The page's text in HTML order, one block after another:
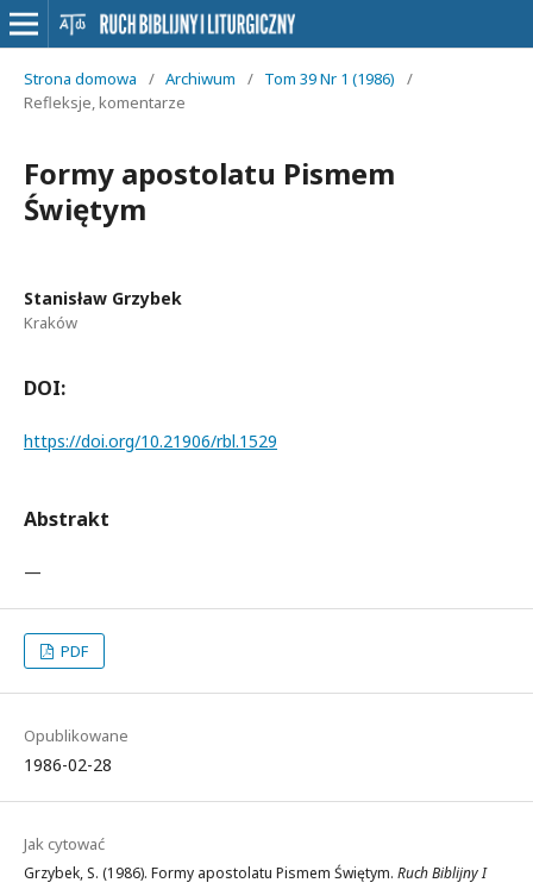
Strona domowa / Archiwum / Tom 39 Nr 1 (1986)
/
Refleksje, komentarze
Formy apostolatu Pismem
Świętym
Stanisław Grzybek
Kraków
DOI:
https://doi.org/10.21906/rbl.1529
Abstrakt
—
PDF
Opublikowane
1986-02-28
Jak cytować
Grzybek, S. (1986). Formy apostolatu Pismem Świętym. Ruch Biblijny I